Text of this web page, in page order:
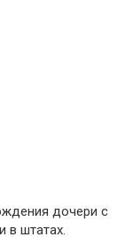
дочери с
в штатах.